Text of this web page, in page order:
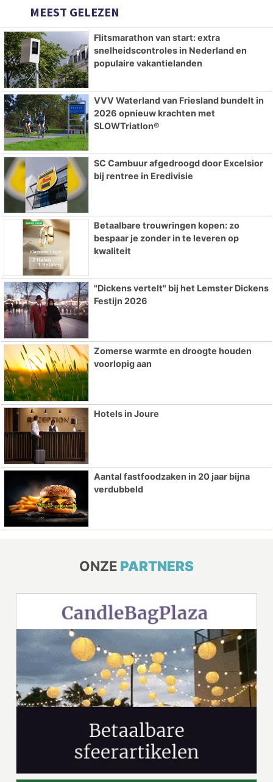
MEEST GELEZEN
Flitsmarathon van start: extra
snelheidscontroles in Nederland en
populaire vakantielanden
VVV Waterland van Friesland bundelt in
2026 opnieuw krachten met
SLOWTriatlon®
SC Cambuur afgedroogd door Excelsior
bij rentree in Eredivisie
Betaalbare trouwringen kopen: zo
bespaar je zonder in te leveren op
kwaliteit
"Dickens vertelt" bij het Lemster Dickens
Festijn 2026
Zomerse warmte en droogte houden
voorlopig aan
Hotels in Joure
Aantal fastfoodzaken in 20 jaar bijna
verdubbeld
ONZE PARTNERS